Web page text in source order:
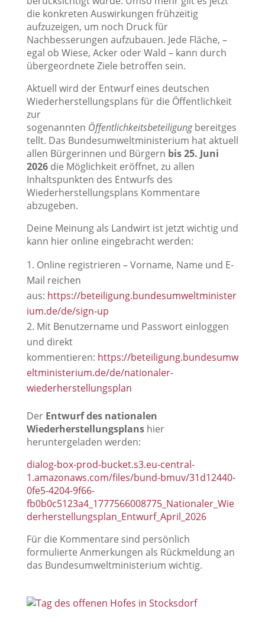
die konkreten Auswirkungen frühzeitig
aufzuzeigen, um noch Druck für
Nachbesserungen aufzubauen. Jede Fläche, –
egal ob Wiese, Acker oder Wald – kann durch
übergeordnete Ziele betroffen sein.
Aktuell wird der Entwurf eines deutschen
Wiederherstellungsplans für die Öffentlichkeit
zur
sogenannten Öffentlichkeitsbeteiligungbereitges
tellt. Das Bundesumweltministerium hat aktuell
allen Bürgerinnen und Bürgern bis 25. Juni
2026die Möglichkeit eröffnet, zu allen
Inhaltspunkten des Entwurfs des
Wiederherstellungsplans Kommentare
abzugeben.
Deine Meinung als Landwirt ist jetzt wichtig und
kann hier online eingebracht werden:
Online registrieren – Vorname, Name und E-
Mail reichen
aus: https://beteiligung.bundesumweltminister
ium.de/de/sign-up
Mit Benutzername und Passwort einloggen
und direkt
kommentieren: https://beteiligung.bundesumw
eltministerium.de/de/nationaler-
wiederherstellungsplan
Der Entwurf des nationalen
Wiederherstellungsplanshier
heruntergeladen werden:
dialog-box-prod-bucket.s3.eu-central-
1.amazonaws.com/files/bund-bmuv/31d12440-
0fe5-4204-9f66-
fb0b0c5123a4_1777566008775_Nationaler_Wie
derherstellungsplan_Entwurf_April_2026
Für die Kommentare sind persönlich
formulierte Anmerkungen als Rückmeldung an
das Bundesumweltministerium wichtig.